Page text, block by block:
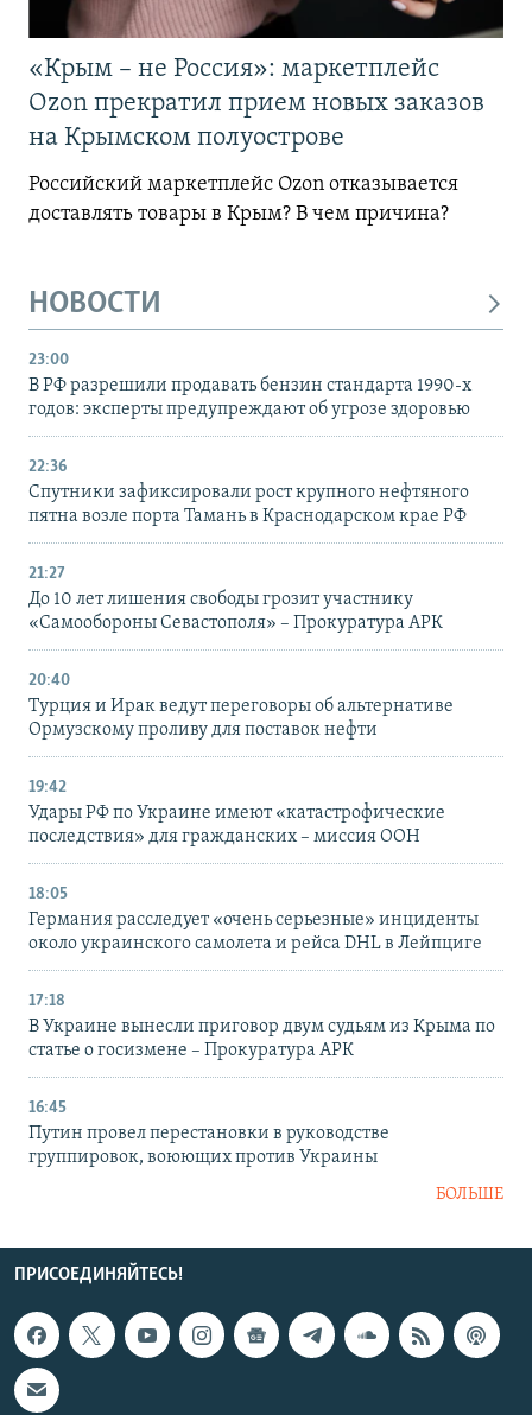
«Крым – не Россия»: маркетплейс
Ozon прекратил прием новых заказов
на Крымском полуострове
Российский маркетплейс Ozon отказывается
доставлять товары в Крым? В чем причина?
НОВОСТИ
23:00
В РФ разрешили продавать бензин стандарта 1990-х
годов: эксперты предупреждают об угрозе здоровью
22:36
Спутники зафиксировали рост крупного нефтяного
пятна возле порта Тамань в Краснодарском крае РФ
21:27
До 10 лет лишения свободы грозит участнику
«Самообороны Севастополя» – Прокуратура АРК
20:40
Турция и Ирак ведут переговоры об альтернативе
Ормузскому проливу для поставок нефти
19:42
Удары РФ по Украине имеют «катастрофические
последствия» для гражданских – миссия ООН
18:05
Германия расследует «очень серьезные» инциденты
около украинского самолета и рейса DHL в Лейпциге
17:18
В Украине вынесли приговор двум судьям из Крыма по
статье о госизмене – Прокуратура АРК
16:45
Путин провел перестановки в руководстве
группировок, воюющих против Украины
БОЛЬШЕ
ПРИСОЕДИНЯЙТЕСЬ!